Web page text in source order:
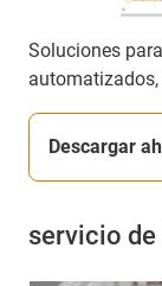
Soluciones
Descargar
servicio